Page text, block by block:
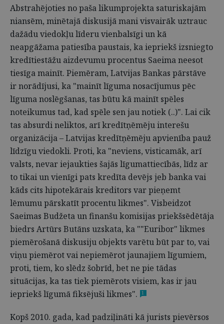
Abstrahējoties no paša likumprojekta saturiskajām
niansēm, minētajā diskusijā mani visvairāk uztrauc
dažādu viedokļu līderu vienbalsīgi un kā
neapgāžama patiesība paustais, ka iepriekš izsniegto
kredītiestāžu aizdevumu procentus Saeima neesot
tiesīga mainīt. Piemēram, Latvijas Bankas pārstāve
ir norādījusi, ka "mainīt līguma nosacījumus pēc
līguma noslēgšanas, tas būtu kā mainīt spēles
noteikumus tad, kad spēle sen jau notiek (..)". Lai cik
tas absurdi neliktos, arī kredītņēmēju interešu
organizācija – Latvijas kredītņēmēju apvienība pauž
līdzīgu viedokli. Proti, ka "neviens, visticamāk, arī
valsts, nevar iejaukties šajās līgumattiecībās, līdz ar
to tikai un vienīgi pats kredīta devējs jeb banka vai
kāds cits hipotekārais kreditors var pieņemt
lēmumu pārskatīt procentu likmes". Visbeidzot
Saeimas Budžeta un finanšu komisijas priekšsēdētāja
biedrs Artūrs Butāns uzskata, ka ""Euribor" likmes
piemērošanā diskusiju objekts varētu būt par to, vai
viņu piemērot vai nepiemērot jaunajiem līgumiem,
proti, tiem, ko slēdz šobrīd, bet ne pie tādas
situācijas, ka tas tiek piemērots visiem, kas ir jau
iepriekš līgumā fiksējuši likmes".
1
Kopš 2010. gada, kad padziļināti kā jurists pievērsos